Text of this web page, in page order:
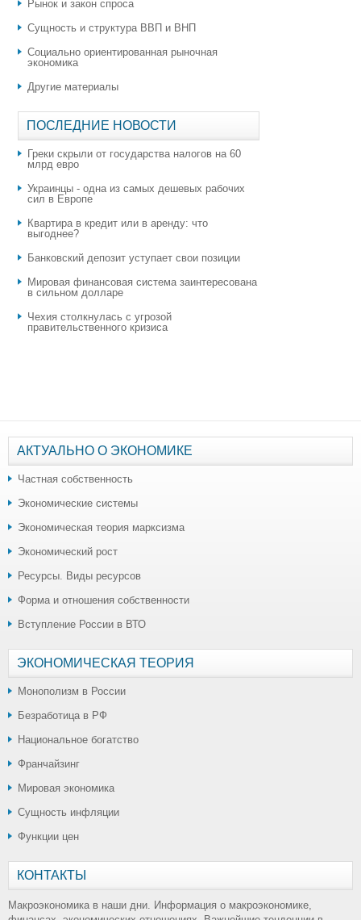
Рынок и закон спроса
Сущность и структура ВВП и ВНП
Социально ориентированная рыночная
экономика
Другие материалы
ПОСЛЕДНИЕ НОВОСТИ
Греки скрыли от государства налогов на 60
млрд евро
Украинцы - одна из самых дешевых рабочих
сил в Европе
Квартира в кредит или в аренду: что
выгоднее?
​Банковский депозит уступает свои позиции
Мировая финансовая система заинтересована
в сильном долларе
Чехия столкнулась с угрозой
правительственного кризиса
АКТУАЛЬНО О ЭКОНОМИКЕ
Частная собственность
Экономические системы
Экономическая теория марксизма
Экономический рост
Ресурсы. Виды ресурсов
Форма и отношения собственности
Вступление России в ВТО
ЭКОНОМИЧЕСКАЯ ТЕОРИЯ
Монополизм в России
Безработица в РФ
Национальное богатство
Франчайзинг
Мировая экономика
Сущность инфляции
Функции цен
КОНТАКТЫ
Макроэкономика в наши дни. Информация о макроэкономике,